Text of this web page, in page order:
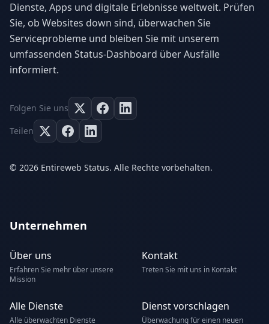
Dienste, Apps und digitale Erlebnisse weltweit. Prüfen
Sie, ob Websites down sind, überwachen Sie
Serviceprobleme und bleiben Sie mit unserem
umfassenden Status-Dashboard über Ausfälle
informiert.
Folgen Sie uns
Teilen
© 2026 Entireweb Status. Alle Rechte vorbehalten.
Unternehmen
Über uns
Erfahren Sie mehr über unsere
Mission
Kontakt
Treten Sie mit uns in Kontakt
Alle Dienste
Alle überwachten Dienste
Dienst vorschlagen
Überwachung für einen neuen